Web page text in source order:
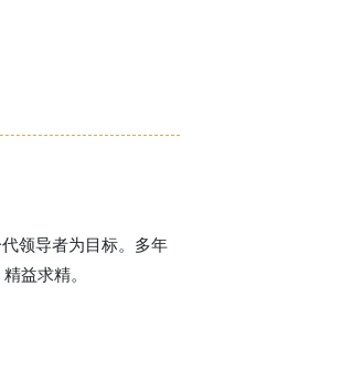
领导者为目标。多年
益求精。